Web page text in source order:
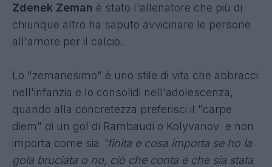
Zdenek Zeman è stato l'allenatore che più di
chiunque altro ha saputo avvicinare le persone
all'amore per il calcio.
Lo "zemanesimo" è uno stile di vita che abbracci
nell'infanzia e lo consolidi nell'adolescenza,
quando alla concretezza preferisci il "carpe
diem" di un gol di Rambaudi o Kolyvanov e non
importa come sia "finita e cosa importa se ho la
gola bruciata o no, ciò che conta è che sia stata